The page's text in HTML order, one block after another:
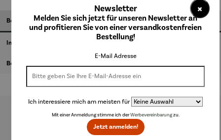
Beschreibung
Informationen zum Hersteller
Bewertungen
Produktgalerie überspringen
×
Newsletter
Melden Sie sich jetzt für unseren Newsletter an
und profitieren Sie von einer versandkostenfreien
Bestellung!
E-Mail Adresse
Ich interessiere mich am meisten für
Mit einer Anmeldung stimme ich derWerbevereinbarungzu.
Jetzt anmelden!